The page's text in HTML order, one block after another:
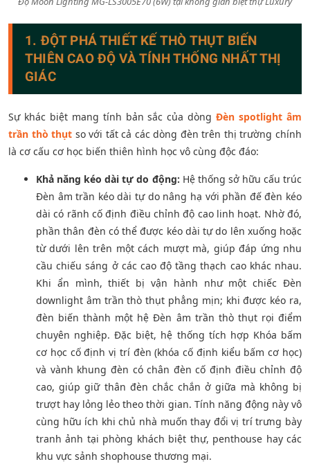
1. ĐỘT PHÁ THIẾT KẾ THÒ THỤT BIẾN
THIÊN CAO ĐỘ VÀ TÍNH THỐNG NHẤT THỊ
GIÁC
Sự khác biệt mang tính bản sắc của dòngĐèn spotlight âm
trần thò thụt so với tất cả các dòng đèn trên thị trường chính
là cơ cấu cơ học biến thiên hình học vô cùng độc đáo:
Khả năng kéo dài tự do động: Hệ thống sở hữu cấu trúc
Đèn âm trần kéo dài tự do nâng hạ với phần đế đèn kéo
dài có rãnh cố định điều chỉnh độ cao linh hoạt. Nhờ đó,
phần thân đèn có thể được kéo dài tự do lên xuống hoặc
từ dưới lên trên một cách mượt mà, giúp đáp ứng nhu
cầu chiếu sáng ở các cao độ tầng thạch cao khác nhau.
Khi ẩn mình, thiết bị vận hành như một chiếc Đèn
downlight âm trần thò thụt phẳng mịn; khi được kéo ra,
đèn biến thành một hệ Đèn âm trần thò thụt rọi điểm
chuyên nghiệp. Đặc biệt, hệ thống tích hợp Khóa bấm
cơ học cố định vị trí đèn (khóa cố định kiểu bấm cơ học)
và vành khung đèn có chân đèn cố định điều chỉnh độ
cao, giúp giữ thân đèn chắc chắn ở giữa mà không bị
trượt hay lỏng lẻo theo thời gian. Tính năng động này vô
cùng hữu ích khi chủ nhà muốn thay đổi vị trí trưng bày
tranh ảnh tại phòng khách biệt thự, penthouse hay các
khu vực sảnh shophouse thương mại.